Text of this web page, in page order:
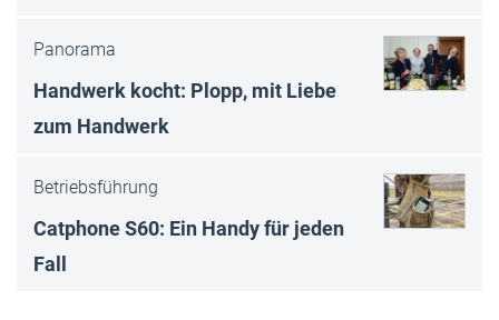
Panorama
Handwerk kocht: Plopp, mit Liebe
zum Handwerk
Betriebsführung
Catphone S60: Ein Handy für jeden
Fall